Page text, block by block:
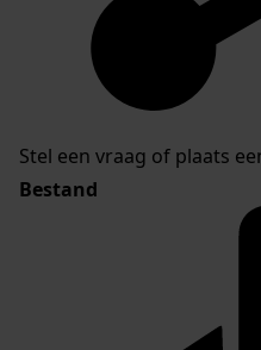
Stel een vraag of plaats
Bestand